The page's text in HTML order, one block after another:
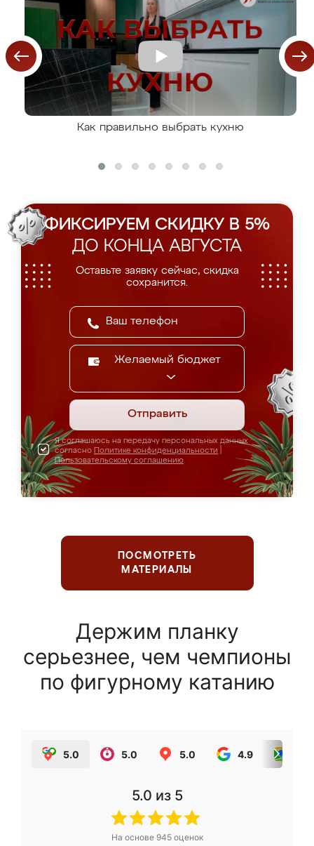
Как правильно выбрать кухню
ФИКСИРУЕМ СКИДКУ В 5%
ДО КОНЦА АВГУСТА
Оставьте заявку сейчас, скидка
сохранится.
Желаемый бюджет
Отправить
Я соглашаюсь на передачу персональных данных
согласно Политике конфиденциальности
Пользовательскому соглашению
ПОСМОТРЕТЬ
МАТЕРИАЛЫ
Держим планку
серьезнее, чем чемпионы
по фигурному катанию
5.0 5.0 5.0 4.9
5.0 из 5
На основе 945оценок